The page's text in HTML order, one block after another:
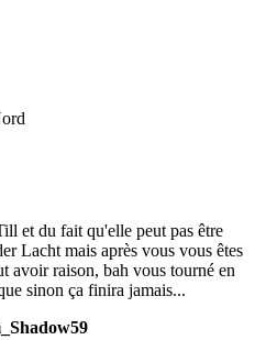
et du fait qu'elle peut pas être
Lacht mais après vous vous êtes
avoir raison, bah vous tourné en
sinon ça finira jamais...